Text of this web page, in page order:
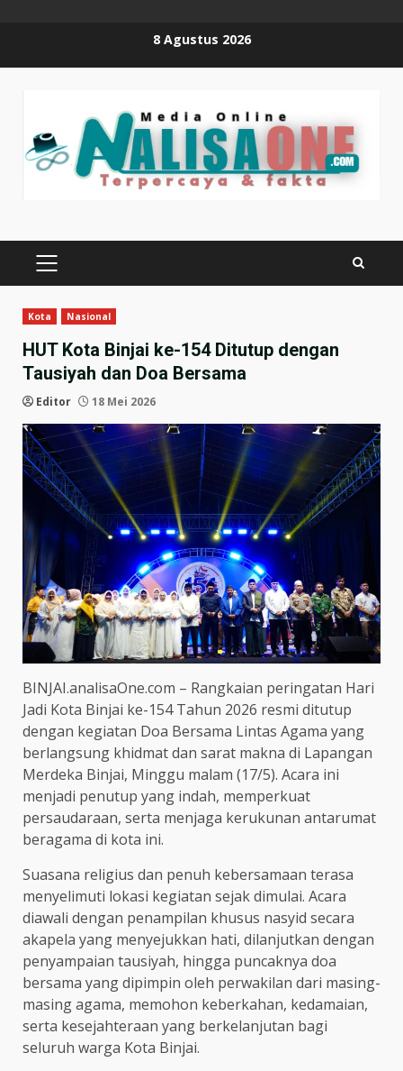
8 Agustus 2026
PRIMARY
Kota Nasional
HUT Kota Binjai ke-154 Ditutup dengan
Tausiyah dan Doa Bersama
Editor 18 Mei 2026
BINJAI.analisaOne.com – Rangkaian peringatan Hari
Jadi Kota Binjai ke-154 Tahun 2026 resmi ditutup
dengan kegiatan Doa Bersama Lintas Agama yang
berlangsung khidmat dan sarat makna di Lapangan
Merdeka Binjai, Minggu malam (17/5). Acara ini
menjadi penutup yang indah, memperkuat
persaudaraan, serta menjaga kerukunan antarumat
beragama di kota ini.
Suasana religius dan penuh kebersamaan terasa
menyelimuti lokasi kegiatan sejak dimulai. Acara
diawali dengan penampilan khusus nasyid secara
akapela yang menyejukkan hati, dilanjutkan dengan
penyampaian tausiyah, hingga puncaknya doa
bersama yang dipimpin oleh perwakilan dari masing-
masing agama, memohon keberkahan, kedamaian,
serta kesejahteraan yang berkelanjutan bagi
seluruh warga Kota Binjai.